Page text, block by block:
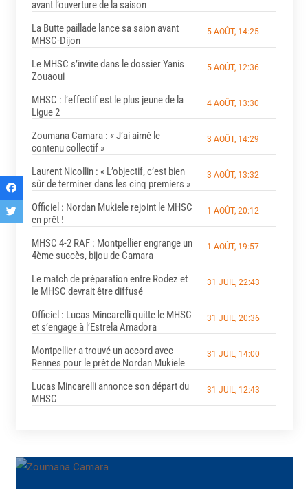
avant l’ouverture de la saison
La Butte paillade lance sa saion avant
MHSC-Dijon
5 AOÛT, 14:25
Le MHSC s’invite dans le dossier Yanis
Zouaoui
5 AOÛT, 12:36
MHSC : l’effectif est le plus jeune de la
Ligue 2
4 AOÛT, 13:30
Zoumana Camara : « J’ai aimé le
contenu collectif »
3 AOÛT, 14:29
Laurent Nicollin : « L’objectif, c’est bien
sûr de terminer dans les cinq premiers »
3 AOÛT, 13:32
Officiel : Nordan Mukiele rejoint le MHSC
en prêt !
1 AOÛT, 20:12
MHSC 4-2 RAF : Montpellier engrange un
4ème succès, bijou de Camara
1 AOÛT, 19:57
Le match de préparation entre Rodez et
le MHSC devrait être diffusé
31 JUIL, 22:43
Officiel : Lucas Mincarelli quitte le MHSC
et s’engage à l’Estrela Amadora
31 JUIL, 20:36
Montpellier a trouvé un accord avec
Rennes pour le prêt de Nordan Mukiele
31 JUIL, 14:00
Lucas Mincarelli annonce son départ du
MHSC
31 JUIL, 12:43